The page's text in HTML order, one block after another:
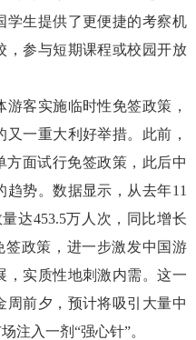
学生提供了更便捷的考察机
，参与短期课程或校园开放
客实施临时性免签政策，
一重大利好举措。此前，
方面试行免签政策，此后中
势。数据显示，从去年11
达453.5万人次，同比增长
签政策，进一步激发中国游
，实质性地刺激内需。这一
周前夕，预计将吸引大量中
注入一剂“强心针”。